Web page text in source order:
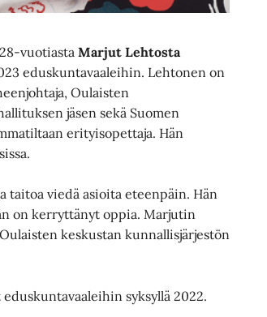
vuotiastaMarjut Lehtosta
eduskuntavaaleihin. Lehtonen on
Oulaisten
jäsen sekä Suomen
erityisopettaja. Hän
taitoa viedä asioita eteenpäin. Hän
on kerryttänyt oppia. Marjutin
keskustan kunnallisjärjestön
syksyllä 2022.